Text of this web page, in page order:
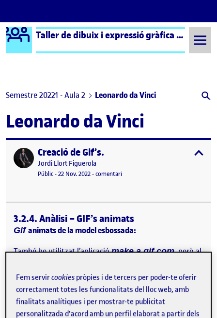
Saltar al contingut
Logo Ágora Taller de dibuix i expressió gràfica aula 2
Semestre 20221 - Aula 2 Leonardo da Vinci
Leonardo da Vinci
Publicat perCreació de Gif’s.
Publicat per
Jordi Llort Figuerola
Visibilitat:
Públic-Data de publicació
22 Nov. 202224 juliol, 2023 4:58 pm
-comentariel Creació de Gif’s.
3.2.4. Anàlisi – GIF’s animats
Gifanimats de la model esbossada:
També he utilitzat l’aplicaciómake a gif.com, però al
complexos, com el que exposo a sota d’aquesta model
de Ioga.
Fem servircookies pròpies i de tercers per poder-te oferir
correctament totes les funcionalitats del lloc web, amb
finalitats analítiques i per mostrar-te publicitat
personalitzada d'acord amb un perfil elaborat a partir dels